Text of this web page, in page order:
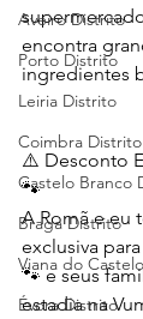
Aveiro Distrito
Porto Distrito
Leiria Distrito
Coimbra Distrito
Castelo Branco
Braga Distrito
Viana do
Évora Distrito
encontra
ingredientes
⚠️ Desconto
🐾
A Romã e eu
exclusiva
🐾 e seus
estadia na